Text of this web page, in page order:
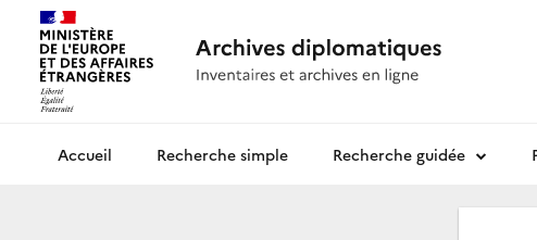
Archives diplomatiquesRecherche simple Recherche guidée